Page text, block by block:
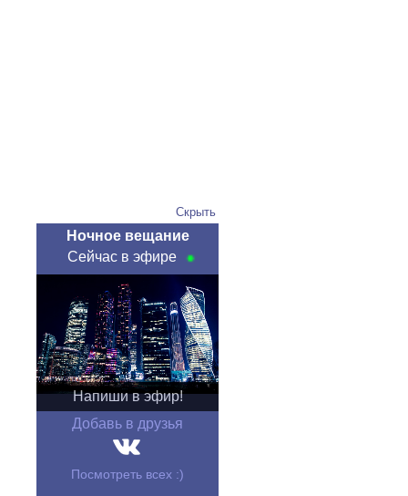
Скрыть
Ночное вещание
Сейчас в эфире
Напиши в эфир!
Добавь в друзья
Посмотреть всех :)